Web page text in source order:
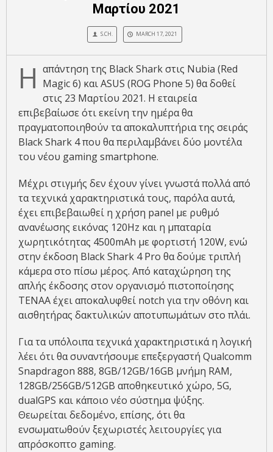
Μαρτίου 2021
S.CH. MARCH 17, 2021
Η απάντηση της Black Shark στις Nubia (Red
Magic 6) και ASUS (ROG Phone 5) θα δοθεί
στις 23 Μαρτίου 2021. Η εταιρεία
επιβεβαίωσε ότι εκείνη την ημέρα θα
πραγματοποιηθούν τα αποκαλυπτήρια της σειράς
Black Shark 4 που θα περιλαμβάνει δύο μοντέλα
του νέου gaming smartphone.
Μέχρι στιγμής δεν έχουν γίνει γνωστά πολλά από
τα τεχνικά χαρακτηριστικά τους, παρόλα αυτά,
έχει επιβεβαιωθεί η χρήση panel με ρυθμό
ανανέωσης εικόνας 120Hz και η μπαταρία
χωρητικότητας 4500mAh με φορτιστή 120W, ενώ
στην έκδοση Black Shark 4 Pro θα δούμε τριπλή
κάμερα στο πίσω μέρος. Από καταχώρηση της
απλής έκδοσης στον οργανισμό πιστοποίησης
TENAA έχει αποκαλυφθεί notch για την οθόνη και
αισθητήρας δακτυλικών αποτυπωμάτων στο πλάι.
Για τα υπόλοιπα τεχνικά χαρακτηριστικά η λογική
λέει ότι θα συναντήσουμε επεξεργαστή Qualcomm
Snapdragon 888, 8GB/12GB/16GB μνήμη RAM,
128GB/256GB/512GB αποθηκευτικό χώρο, 5G,
dualGPS και κάποιο νέο σύστημα ψύξης.
Θεωρείται δεδομένο, επίσης, ότι θα
ενσωματωθούν ξεχωριστές λειτουργίες για
απρόσκοπτο gaming.